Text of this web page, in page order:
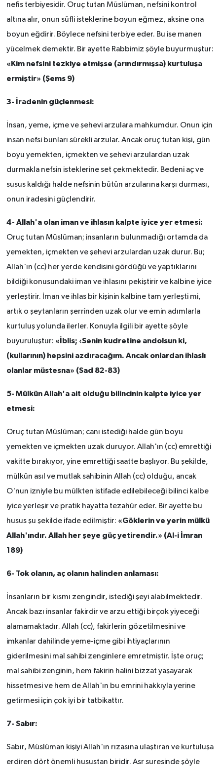
nefis terbiyesidir. Oruç tutan Müslüman, nefsini kontrol
altına alır, onun süfli isteklerine boyun eğmez, aksine ona
boyun eğdirir. Böylece nefsini terbiye eder. Bu ise manen
yücelmek demektir. Bir ayette Rabbimiz şöyle buyurmuştur:
«Kim nefsini tezkiye etmişse (arındırmışsa) kurtuluşa
ermiştir» (Şems 9)
3- İradenin güçlenmesi:
İnsan, yeme, içme ve şehevi arzulara mahkumdur. Onun için
insan nefsi bunları sürekli arzular. Ancak oruç tutan kişi, gün
boyu yemekten, içmekten ve şehevi arzulardan uzak
durmakla nefsin isteklerine set çekmektedir. Bedeni aç ve
susus kaldığı halde nefsinin bütün arzularına karşı durması,
onun iradesini güçlendirir.
4- Allah'a olan iman ve ihlasın kalpte iyice yer etmesi:
Oruç tutan Müslüman; insanların bulunmadığı ortamda da
yemekten, içmekten ve şehevi arzulardan uzak durur. Bu;
Allah'ın (cc) her yerde kendisini gördüğü ve yaptıklarını
bildiği konusundaki iman ve ihlasını pekiştirir ve kalbine iyice
yerleştirir. İman ve ihlas bir kişinin kalbine tam yerleşti mi,
artık o şeytanların şerrinden uzak olur ve emin adımlarla
kurtuluş yolunda ilerler. Konuyla ilgili bir ayette şöyle
buyuruluştur: «İblis; ‹Senin kudretine andolsun ki,
(kullarının) hepsini azdıracağım. Ancak onlardan ihlaslı
olanlar müstesna» (Sad 82-83)
5- Mülkün Allah'a ait olduğu bilincinin kalpte iyice yer
etmesi:
Oruç tutan Müslüman; canı istediği halde gün boyu
yemekten ve içmekten uzak duruyor. Allah'ın (cc) emrettiği
vakitte bırakıyor, yine emrettiği saatte başlıyor. Bu şekilde,
mülkün asıl ve mutlak sahibinin Allah (cc) olduğu, ancak
O'nun izniyle bu mülkten istifade edilebileceği bilinci kalbe
iyice yerleşir ve pratik hayatta tezahür eder. Bir ayette bu
husus şu şekilde ifade edilmiştir: «Göklerin ve yerin mülkü
Allah'ındır. Allah her şeye güç yetirendir.» (Al-i İmran
189)
6- Tok olanın, aç olanın halinden anlaması:
İnsanların bir kısmı zengindir, istediği şeyi alabilmektedir.
Ancak bazı insanlar fakirdir ve arzu ettiği birçok yiyeceği
alamamaktadır. Allah (cc), fakirlerin gözetilmesini ve
imkanlar dahilinde yeme-içme gibi ihtiyaçlarının
giderilmesini mal sahibi zenginlere emretmiştir. İşte oruç;
mal sahibi zenginin, hem fakirin halini bizzat yaşayarak
hissetmesi ve hem de Allah'ın bu emrini hakkıyla yerine
getirmesi için çok iyi bir tatbikattır.
7- Sabır:
Sabır, Müslüman kişiyi Allah'ın rızasına ulaştıran ve kurtuluşa
erdiren dört önemli husustan biridir. Asr suresinde şöyle